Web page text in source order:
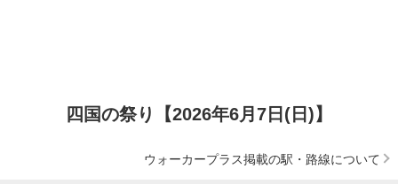
四国の祭り【2026年6月7日(日)】
ウォーカープラス掲載の駅・路線について